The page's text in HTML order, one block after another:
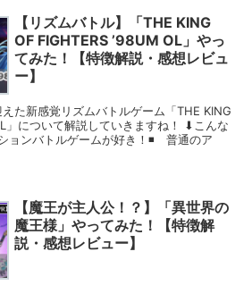
【リズムバトル】「THE KING
OF FIGHTERS ’98UM OL」やっ
てみた！【特徴解説・感想レビュ
ー】
た新感覚リズムバトルゲーム「THE KING
」について解説していきますね！ ⬇︎こんな
ョンバトルゲームが好き！◾️ 普通のア
【魔王が主人公！？】「異世界の
魔王様」やってみた！【特徴解
説・感想レビュー】